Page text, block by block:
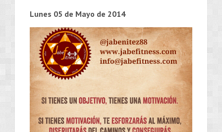
Lunes 05 de Mayo de 2014